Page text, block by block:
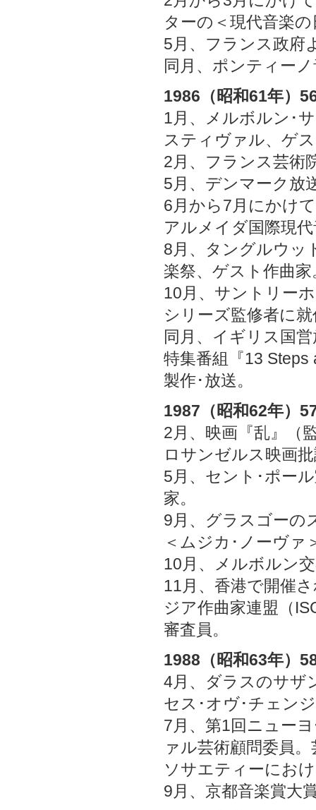
ターの＜現代音楽
5月、フランス政府
同月、ポンティー
1986（昭和61年）
1月、メルボルン･
スティヴァル、ゲ
2月、フランス芸術
5月、デンマーク放
6月から7月にかけ
アルメイダ国際現
8月、タングルウッ
楽祭、ゲスト作曲家
10月、サントリー
シリーズ監修者に就
同月、イギリス国
特集番組『13 Steps
製作･放送。
1987（昭和62年）
2月、映画『乱』（
ロサンゼルス映画
5月、セント･ポー
家。
9月、グラスゴーの
＜ムジカ･ノーヴァ
10月、メルボルン
11月、香港で開催
ジア作曲家連盟（
審査員。
1988（昭和63年）
4月、ダラスのサザ
セス･オヴ･チェン
7月、第1回ニュー
ァル芸術顧問委員
ソサエティーにお
9月、京都音楽賞大